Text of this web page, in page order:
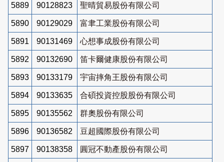
5889 90128823 聖晴貿易股份有限公司
5890 90129029 富聿工業股份有限公司
5891 90131469 心想事成股份有限公司
5892 90132690 笛卡爾健康股份有限公司
5893 90133179 宇宙摔角王股份有限公司
5894 90133635 合碩投資控股股份有限公司
5895 90135562 群奧股份有限公司
5896 90136582 豆超國際股份有限公司
5897 90138358 圓冠不動產股份有限公司